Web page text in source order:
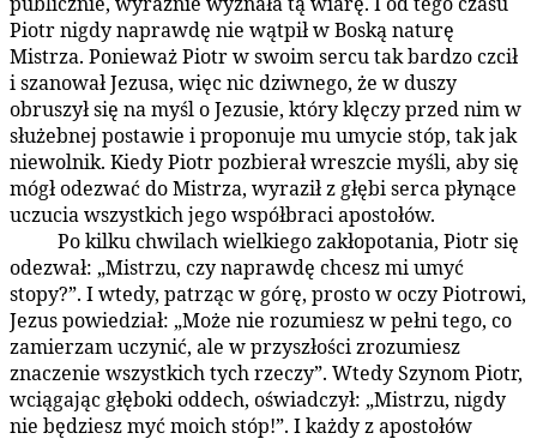
Piotr nigdy naprawdę nie wątpił w Boską naturę
Mistrza. Ponieważ Piotr w swoim sercu tak bardzo czcił
i szanował Jezusa, więc nic dziwnego, że w duszy
obruszył się na myśl o Jezusie, który klęczy przed nim w
służebnej postawie i proponuje mu umycie stóp, tak jak
niewolnik. Kiedy Piotr pozbierał wreszcie myśli, aby się
mógł odezwać do Mistrza, wyraził z głębi serca płynące
uczucia wszystkich jego współbraci apostołów.
Po kilku chwilach wielkiego zakłopotania, Piotr się
odezwał: „Mistrzu, czy naprawdę chcesz mi umyć
stopy?”. I wtedy, patrząc w górę, prosto w oczy Piotrowi,
Jezus powiedział: „Może nie rozumiesz w pełni tego, co
zamierzam uczynić, ale w przyszłości zrozumiesz
znaczenie wszystkich tych rzeczy”. Wtedy Szynom Piotr,
wciągając głęboki oddech, oświadczył: „Mistrzu, nigdy
nie będziesz myć moich stóp!”. I każdy z apostołów